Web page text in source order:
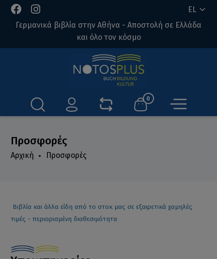
EL
Γερμανικά βιβλία στην Αθήνα - Αποστολή σε Ελλάδα
και όλο τον κόσμο
0
Προσφορές
Αρχική Προσφορές
Βιβλία και άλλα είδη από το στοκ μας σε εξαιρετικά χαμηλές
τιμές - περιορισμένη διαθεσιμότητα